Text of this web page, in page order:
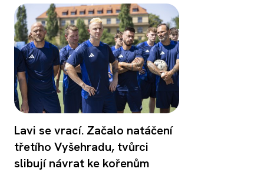
Lavi se vrací. Začalo natáčení
třetího Vyšehradu, tvůrci
slibují návrat ke kořenům